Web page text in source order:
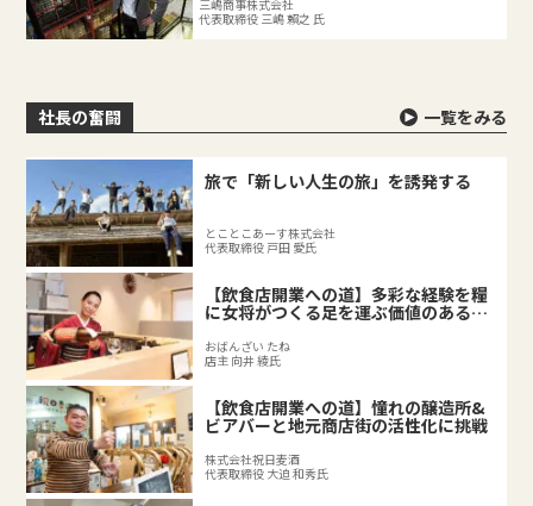
三嶋商事株式会社
代表取締役 三嶋 賴之 氏
社長の奮闘 一覧をみる
旅で「新しい人生の旅」を誘発する
とことこあーす株式会社
代表取締役 戸田 愛氏
【飲食店開業への道】多彩な経験を糧
に女将がつくる足を運ぶ価値のある料
理店
おばんざい たね
店主 向井 綾氏
【飲食店開業への道】憧れの醸造所&
ビアバーと地元商店街の活性化に挑戦
株式会社祝日麦酒
代表取締役 大迫 和秀氏